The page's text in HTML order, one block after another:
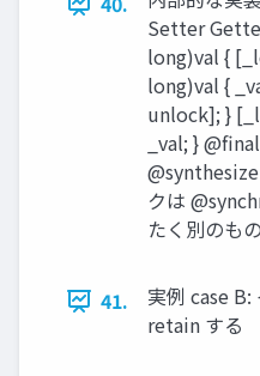
Setter
long)val {
long)val {
unlock]; }
_val; }
クは
たく別のもの
41.
実例 case
retain する